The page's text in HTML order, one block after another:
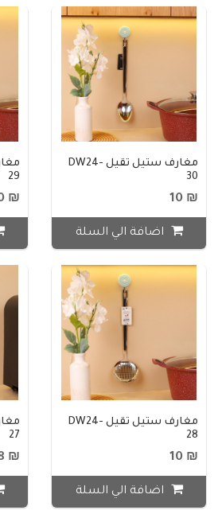
مغارف ستيل ثقيل DW24-
30
₪ 10
اضافة الي السلة
29
₪ 10
مغارف ستيل ثقيل DW24-
28
₪ 10
اضافة الي السلة
27
₪ 8